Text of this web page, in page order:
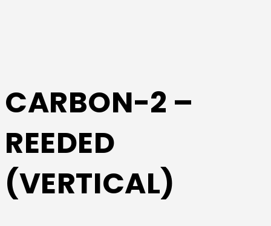
CARBON-2 –
REEDED
(VERTICAL)